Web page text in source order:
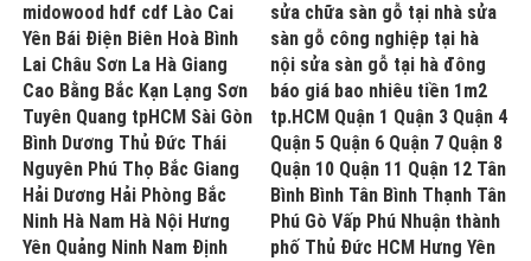
midowood hdf cdf Lào Cai
Yên Bái Điện Biên Hoà Bình
Lai Châu Sơn La Hà Giang
Cao Bằng Bắc Kạn Lạng Sơn
Tuyên Quang tpHCM Sài Gòn
Bình Dương Thủ Đức Thái
Nguyên Phú Thọ Bắc Giang
Hải Dương Hải Phòng Bắc
Ninh Hà Nam Hà Nội Hưng
Yên Quảng Ninh Nam Định
sửa chữa sàn gỗ tại nhà sửa
sàn gỗ công nghiệp tại hà
nội sửa sàn gỗ tại hà đông
báo giá bao nhiêu tiền 1m2
tp.HCM Quận 1 Quận 3 Quận 4
Quận 5 Quận 6 Quận 7 Quận 8
Quận 10 Quận 11 Quận 12 Tân
Bình Bình Tân Bình Thạnh Tân
Phú Gò Vấp Phú Nhuận thành
phố Thủ Đức HCM Hưng Yên